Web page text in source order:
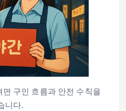
구인 흐름과 안전 수칙을
니다.